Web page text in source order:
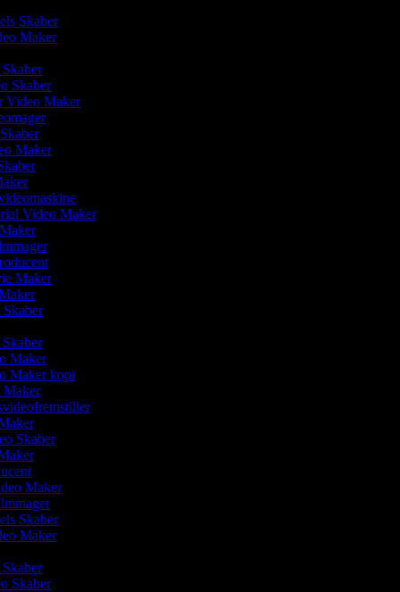
Skaber
Maker
Skaber
Video Maker
Maker
Video Maker
Maker
Skaber
Skaber
Maker
Maker kopi
Maker
Skaber
Maker
Skaber
Maker
Skaber